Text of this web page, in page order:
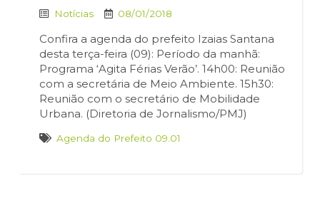
Notícias 08/01/2018
Confira a agenda do prefeito Izaias Santana
desta terça-feira (09): Período da manhã:
Programa ‘Agita Férias Verão’. 14h00: Reunião
com a secretária de Meio Ambiente. 15h30:
Reunião com o secretário de Mobilidade
Urbana. (Diretoria de Jornalismo/PMJ)
Agenda do Prefeito 09.01